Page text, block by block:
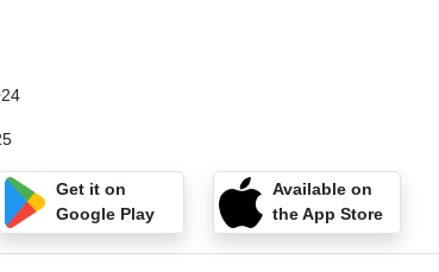
Get it on
Google Play
Available on
the App Store